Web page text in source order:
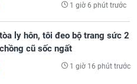
1 giờ 6 phút trước
ly hôn, tôi đeo bộ trang sức 2
cũ sốc ngất
1 giờ 16 phút trước